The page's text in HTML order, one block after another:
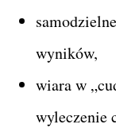
wyników,
wiara w
wyleczenie